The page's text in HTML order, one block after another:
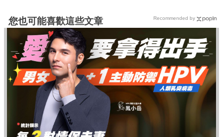
您也可能喜歡這些文章 Recommended by